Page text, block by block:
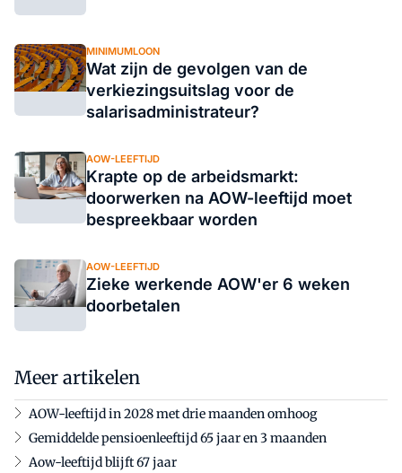
MINIMUMLOON
Wat zijn de gevolgen van de
verkiezingsuitslag voor de
salarisadministrateur?
AOW-LEEFTIJD
Krapte op de arbeidsmarkt:
doorwerken na AOW-leeftijd moet
bespreekbaar worden
AOW-LEEFTIJD
Zieke werkende AOW'er 6 weken
doorbetalen
Meer artikelen
AOW-leeftijd in 2028 met drie maanden omhoog
Gemiddelde pensioenleeftijd 65 jaar en 3 maanden
Aow-leeftijd blijft 67 jaar